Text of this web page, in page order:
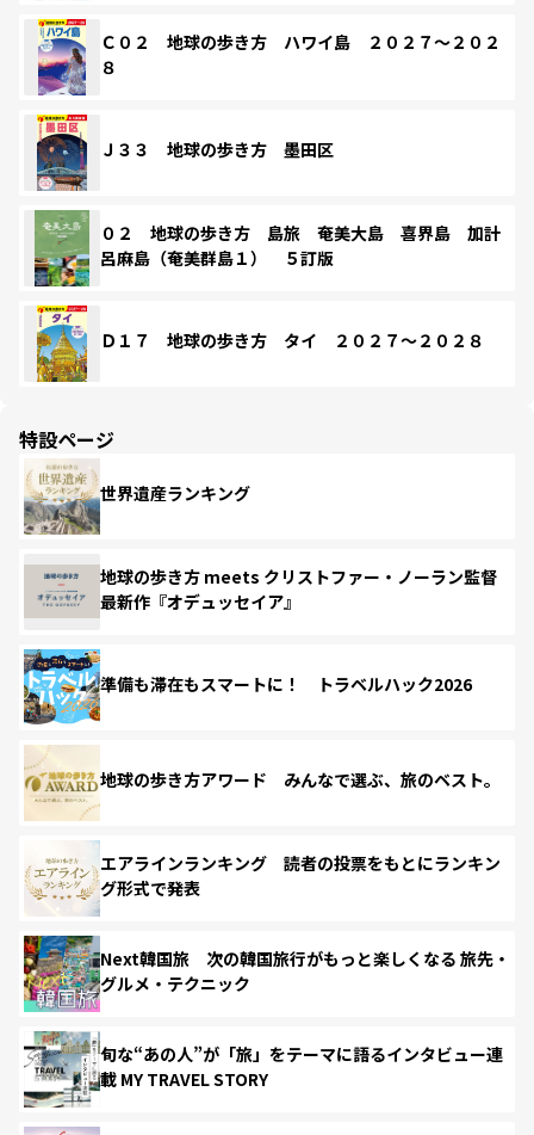
Ｃ０２ 地球の歩き方 ハワイ島 ２０２７～２０２
８
Ｊ３３ 地球の歩き方 墨田区
０２ 地球の歩き方 島旅 奄美大島 喜界島 加計
呂麻島（奄美群島１） ５訂版
Ｄ１７ 地球の歩き方 タイ ２０２７～２０２８
特設ページ
世界遺産ランキング
地球の歩き方 meets クリストファー・ノーラン監督
最新作『オデュッセイア』
準備も滞在もスマートに！ トラベルハック2026
地球の歩き方アワード みんなで選ぶ、旅のベスト。
エアラインランキング 読者の投票をもとにランキン
グ形式で発表
Next韓国旅 次の韓国旅行がもっと楽しくなる 旅先・
グルメ・テクニック
旬な“あの人”が「旅」をテーマに語るインタビュー連
載 MY TRAVEL STORY